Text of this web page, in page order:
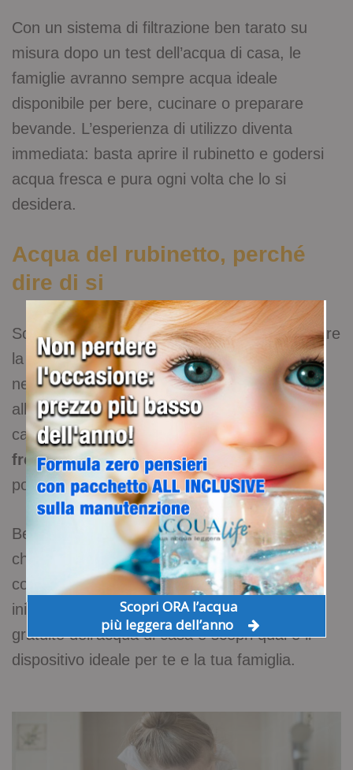
Con un sistema di filtrazione ben tarato su
misura dopo un test dell’acqua di casa, le
famiglie avranno sempre acqua ideale
disponibile per bere, cucinare o preparare
bevande. L’esperienza di utilizzo diventa
immediata: basta aprire il rubinetto e godersi
acqua fresca e pura ogni volta che lo si
desidera.
Acqua del rubinetto, perché
dire di si
Scegliere acqua del rubinetto significa ampliare
la consapevolezza sul ruolo di questo liquido
nella vita quotidiana. Con l’uso di tecnologie
all’avanguardia, gli erogatori d’acqua per la
casa proposti daAcqualife offrono acqua
fresca, leggera e gustosa, con un impatto
positivo sia sulla salute sia sull’ambiente.
Bere acqua filtrata dal rubinetto è una scelta
che unisce efficienza, sostenibilità, risparmio,
comfort e qualità: cinque motivi concreti per
iniziare a consumarla oggi. Richiedi un test
gratuito dell’acqua di casa e scopri qual è il
dispositivo ideale per te e la tua famiglia.
Scopri ORA l’acqua
più leggera dell’anno